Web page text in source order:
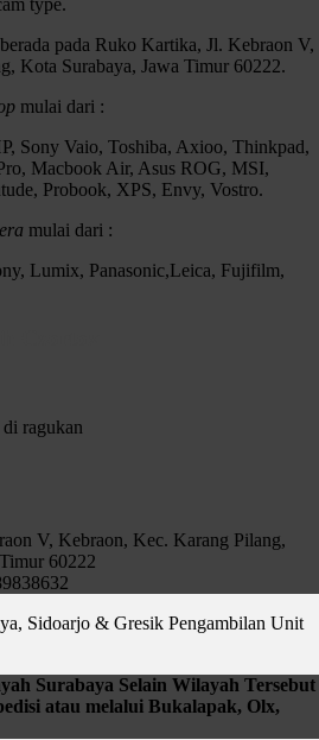
type.
pada Ruko Kartika, Jl. Kebraon V,
Kota Surabaya, Jawa Timur 60222.
mulai dari :
Sony Vaio, Toshiba, Axioo, Thinkpad,
Macbook Air, Asus ROG, MSI,
Probook, XPS, Envy, Vostro.
mulai dari :
Lumix, Panasonic,Leica, Fujifilm,
ragukan
V, Kebraon, Kec. Karang Pilang,
60222
Pengambilan Unit
Surabaya Selain Wilayah Tersebut
atau melalui Bukalapak, Olx,